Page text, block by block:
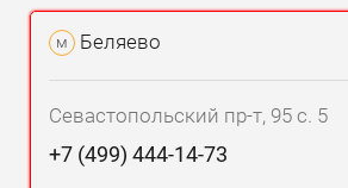
м Беляево
Севастопольский пр-т, 95 с. 5
+7 (499) 444-14-73